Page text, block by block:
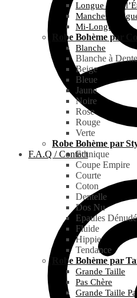
F.A.Q / Contact
Longue pour
Manches
Mi-Longue
Robe Bohème par
Blanche
Blanche à
Beige
Bleue
Jaune
Noire
Rose
Rouge
Verte
Robe Bohème par
Ethnique
Coupe Empire
Courte
Coton
Dentelle
Dos Nu
Epaules
Fluide
Hippie
Tendance
Robe Bohème par
Grande Taille
Pas Chère
Grande Taille